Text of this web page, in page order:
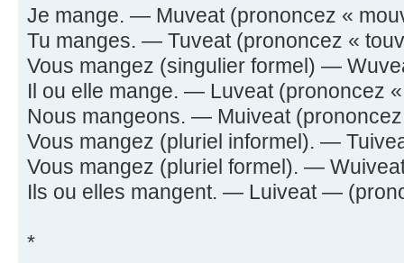
Je mange. — Muveat (prononcez «
Tu manges. — Tuveat (prononcez «
Vous mangez (singulier formel) —
Il ou elle mange. — Luveat (prononcez «
Nous mangeons. — Muiveat (prononcez
Vous mangez (pluriel informel). —
Vous mangez (pluriel formel). —
Ils ou elles mangent. — Luiveat —
*